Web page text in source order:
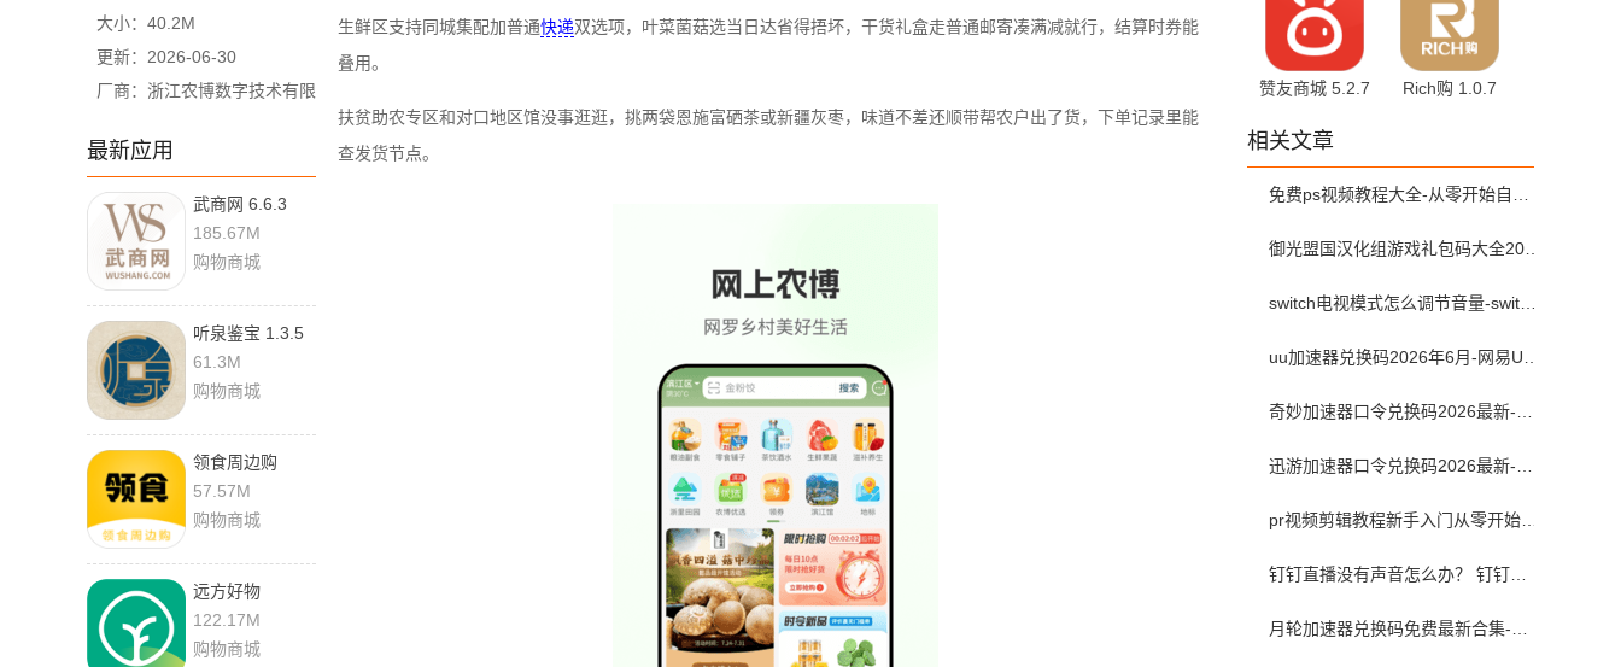
大小：40.2M
更新：2026-06-30
厂商：浙江农博数字技术有限
最新应用
武商网 6.6.3
185.67M
购物商城
听泉鉴宝 1.3.5
最新版
61.3M
购物商城
领食周边购
4.8.6
57.57M
购物商城
远方好物
1.50.03 官方版
122.17M
购物商城
生鲜区支持同城集配加普通快递双选项，叶菜菌菇选当日达省得捂坏，干货礼盒走普通邮寄凑满减就行，结算时券能
叠用。
扶贫助农专区和对口地区馆没事逛逛，挑两袋恩施富硒茶或新疆灰枣，味道不差还顺带帮农户出了货，下单记录里能
查发货节点。
赞友商城 5.2.7
Rich购 1.0.7
相关文章